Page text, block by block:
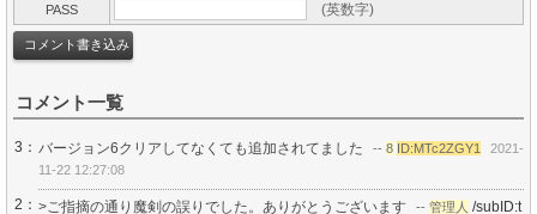
PASS (英数字)
コメント一覧
3： バージョン6クリアしてなくても追加されてました -- 8 ID:MTc2ZGY1
2021-
11-22 12:27:08
2： >ご指摘の通り魔剣の誤りでした。ありがとうございます -- 管理人 /subID:t